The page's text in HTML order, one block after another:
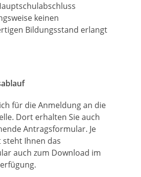
keinen
Bildungsstand erlangt
für die Anmeldung an die
Dort erhalten Sie auch
Antragsformular. Je
steht Ihnen das
auch zum Download im